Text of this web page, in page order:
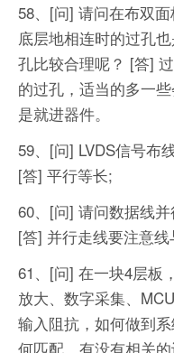
58、[问] 请问在布双
底层地相连时的过孔
孔比较合理呢？ [答]
的过孔，适当的多一
是就进器件。
59、[问] LVDS信号布
[答] 平行等长;
60、[问] 请问数据线
[答] 并行走线要注意线
61、[问] 在一块4层板
放大、数字采集、
输入阻抗，如何做到
何匹配，有没有相关